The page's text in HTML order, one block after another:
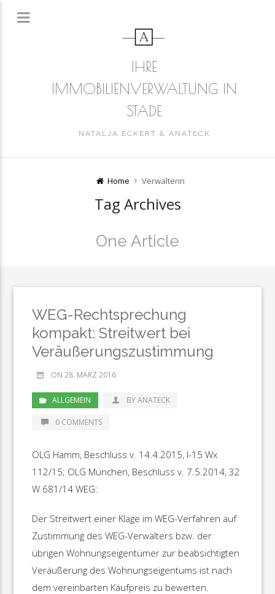
IHRE
IMMOBILIENVERWALTUNG IN
STADE
NATALJA ECKERT & ANATECK
Home Verwalterin
Tag Archives
One Article
WEG-Rechtsprechung
kompakt: Streitwert bei
Veräußerungszustimmung
ON 28. MÄRZ 2016
ALLGEMEIN BY ANATECK
0 COMMENTS
OLG Hamm, Beschluss v. 14.4.2015, I-15 Wx
112/15; OLG München, Beschluss v. 7.5.2014, 32
W 681/14 WEG:
Der Streitwert einer Klage im WEG-Verfahren auf
Zustimmung des WEG-Verwalters bzw. der
übrigen Wohnungseigentümer zur beabsichtigten
Veräußerung des Wohnungseigentums ist nach
dem vereinbarten Kaufpreis zu bewerten.